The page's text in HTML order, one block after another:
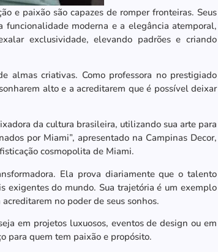
e paixão são capazes de romper fronteiras. Seus
moderna e a elegância atemporal,
exclusividade, elevando padrões e criando
almas criativas. Como professora no prestigiado
alto e a acreditarem que é possível deixar
da cultura brasileira, utilizando sua arte para
por Miami”, apresentado na Campinas Decor,
cosmopolita de Miami.
Ela prova diariamente que o talento
exigentes do mundo. Sua trajetória é um exemplo
no poder de seus sonhos.
em projetos luxuosos, eventos de design ou em
para quem tem paixão e propósito.